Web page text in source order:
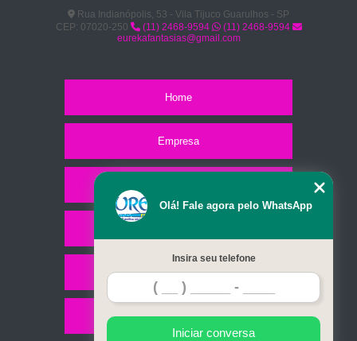
Rua Indianópolis, 53 - Vila Tijuco Guarulhos - SP
CEP: 07020-250
(11) 2468-9594
(11) 2468-9594
eurekafantasias@gmail.com
Home
Empresa
Contato
Mapa do site
Olá! Fale agora pelo WhatsApp
Insira seu telefone
Iniciar conversa